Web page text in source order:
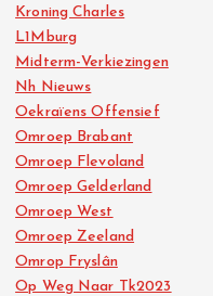
Kroning Charles
L1Mburg
Midterm-Verkiezingen
Nh Nieuws
Oekraïens Offensief
Omroep Brabant
Omroep Flevoland
Omroep Gelderland
Omroep West
Omroep Zeeland
Omrop Fryslân
Op Weg Naar Tk2023